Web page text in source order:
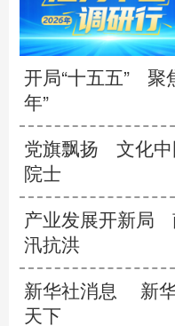
开局“十五五” 聚
年”
党旗飘扬 文化
院士
产业发展开新局
汛抗洪
新华社消息 新
天下